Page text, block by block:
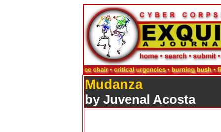
Mudanza
by Juvenal Acosta